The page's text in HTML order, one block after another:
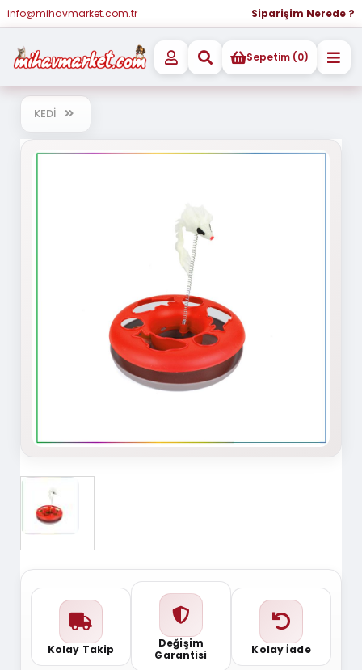
info@mihavmarket.com.tr Siparişim Nerede ?
Sepetim (0)
KEDİ
Kolay Takip
Değişim
Garantisi
Kolay İade